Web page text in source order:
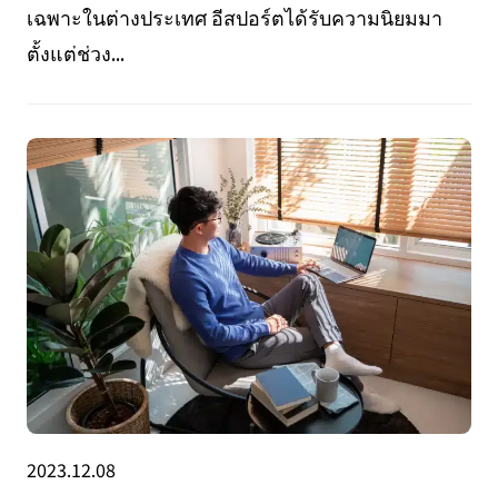
เฉพาะในต่างประเทศ อีสปอร์ตได้รับความนิยมมา
ตั้งแต่ช่วง...
2023.12.08